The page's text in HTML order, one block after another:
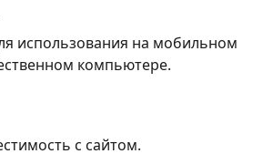
использования на мобильном
компьютере.
с сайтом.